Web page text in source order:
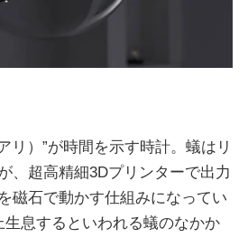
リ）”が時間を示す時計。蟻はリ
、超高精細3Dプリンターで出力
磁石で動かす仕組みになってい
生息するといわれる蟻のなかか